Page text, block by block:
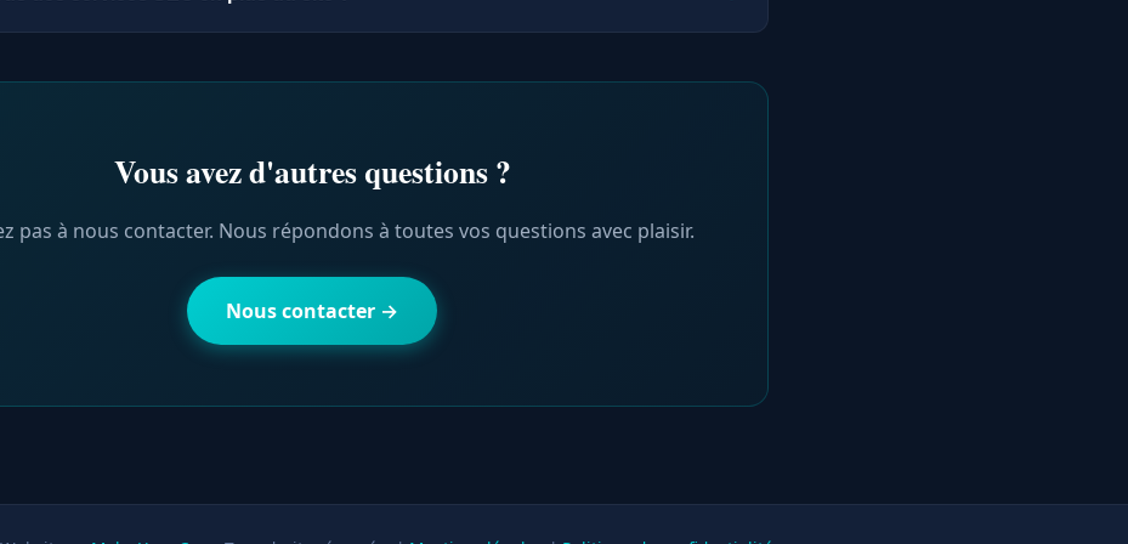
de votre site pour maximiser votre visibilité sur Google et les moteurs de
Vous avez d'autres questions ?
pas à nous contacter. Nous répondons à toutes vos questions avec plaisir.
Nous contacter →